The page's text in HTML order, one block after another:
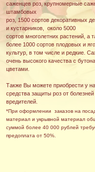
саженцев роз, крупномерные
штамбовых
роз, 1500 сортов декоративных
и кустарников, около 5000
сортов многолетних растений, а
более 1000 сортов плодовых и
культур, в том числе и редкие.
очень высокого качества с
цветами.
Также Вы можете приобрести у
средства защиты роз от болезней
вредителей.
*При оформлении заказов на
материал и укрывной материал
суммой более 40 000 рублей
предоплата от 50%.